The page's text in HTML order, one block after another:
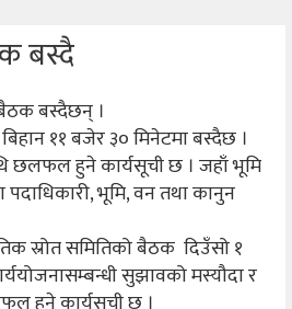
बस्दै
बस्दैछन् ।
११ बजेर ३० मिनेटमा बस्दैछ ।
छलफल हुने कार्यसूची छ । जहाँ भूमि
पदाधिकारी, भूमि, वन तथा कानुन
स्रोत समितिको बैठक दिउँसो १
सुझावको मस्यौदा र